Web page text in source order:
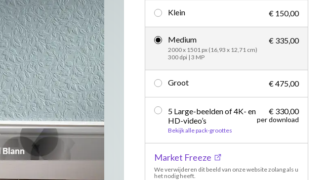
Creatief
Redactioneel
Klein € 150,00
Medium
2000 x 1501 px (16,93 x 12,71 cm)
300 dpi | 3 MP
€ 335,00
Groot € 475,00
5 Large-beelden of 4K- en
HD-video’s
Bekijk alle pack-groottes
€ 330,00
per download
Market Freeze
We verwijderen dit beeld van onze website zolang als u
het nodig heeft.